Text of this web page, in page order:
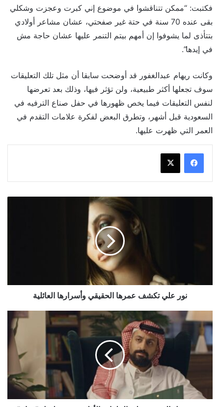
فكتبت: “ممكن تتناقشوا في موضوع إني كبرت وعجزت وشكلي
بقى عنده 70 سنة في حتة غير صفحتي، عشان مشاعر أولادي
بتتأذى لما يشوفوا إن أمهم بيتم التنمر عليها عشان حاجة مش
في إيدها”.
وكانت ريهام عبدالغفور قد أوضحت سابقا أن مثل تلك التعليقات
سوف تجعلها أكثر طبيعية، ولن تؤثر فيها، وذلك بعد تعرضها
لنفس التعليقات فيما يخص ظهورها في حفل صناع الترفيه في
السعودية قبل أشهر، وتطرق البعض لفكرة علامات التقدم في
العمر التي ظهرت عليها.
نور علي تكشف عمرها الحقيقي وأسرارها العائلية
فعل
الجمهور
على
الحلقات
مسلسل
"هزاع"